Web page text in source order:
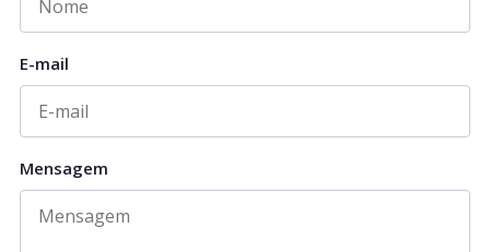
E-mail
Mensagem